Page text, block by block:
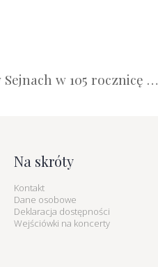
Koncert Niepodległości w Sejnach w 105 rocznicę Powstania Sejneńskiego
Na skróty
Kontakt
Dane osobowe
Deklaracja dostępności
Wejściówki na koncerty